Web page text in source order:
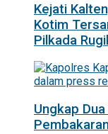
Kejati
Kotim
Pilkada
Ungkap